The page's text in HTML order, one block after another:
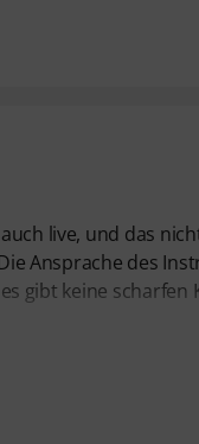
live, und das
Ansprache des
gibt keine scharfen